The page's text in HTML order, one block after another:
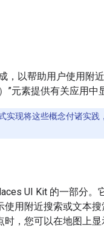
，以帮助用户使用附
元素提供有关应用中
实现将这些概念付诸实践
UI Kit 的一部分
用附近搜索或文本
，您可以在地图上